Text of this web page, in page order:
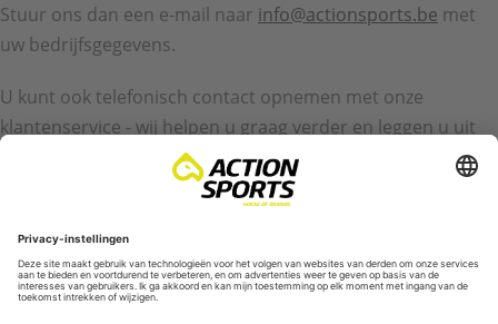
Stuur ons dan een e-mail naar info@actionsports.be met
uw bedrijfsgegevens.
U kunt ook telefonisch contact opnemen met onze
klantenservice - wij helpen u graag verder en leggen u uit
wat de volgende stappen zijn.
Servicehotline: +32 (0) 87 89 97 70